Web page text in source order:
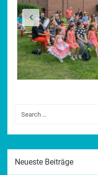
Neueste Beiträge